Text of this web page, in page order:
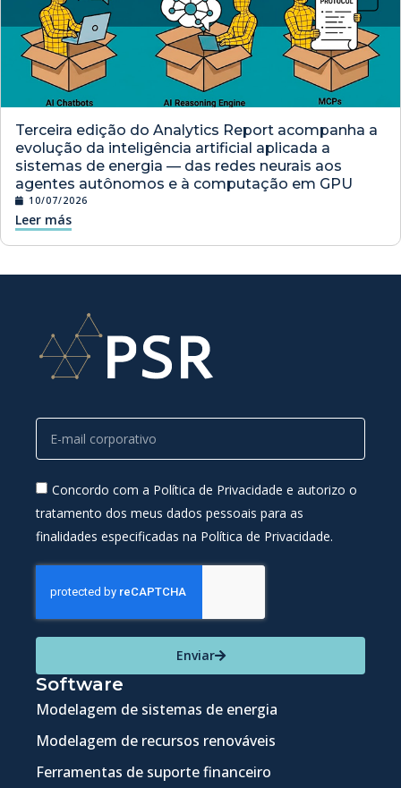
Terceira edição do Analytics Report acompanha a
evolução da inteligência artificial aplicada a
sistemas de energia — das redes neurais aos
agentes autônomos e à computação em GPU
10/07/2026
Leer más
Concordo com a Política de Privacidade e autorizo o
tratamento dos meus dados pessoais para as
finalidades especificadas na Política de Privacidade.
Enviar
Software
Modelagem de sistemas de energia
Modelagem de recursos renováveis
Ferramentas de suporte financeiro